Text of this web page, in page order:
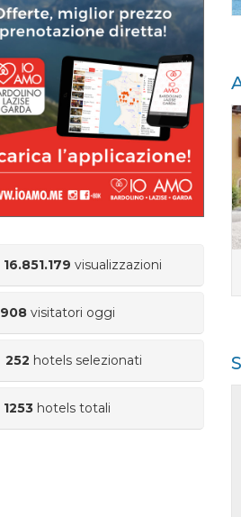
16.851.179 visualizzazioni
908 visitatori oggi
252 hotels selezionati
1253 hotels totali